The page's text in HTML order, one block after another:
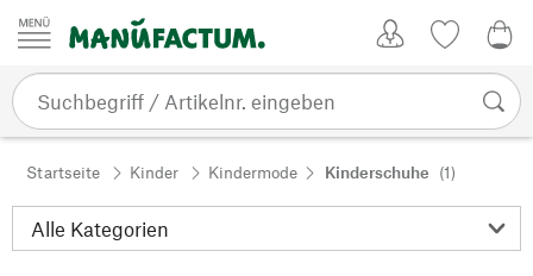
Zum Inhalt springen
Startseite Kinder Kindermode Kinderschuhe (1)